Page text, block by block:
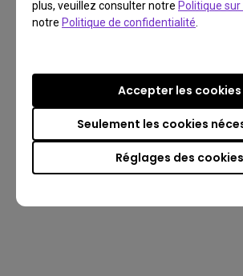
plus, veuillez consulter notre Politique
notre Politique de confidentialité
Réglages des cookies
Seulement les cookies
Accepter les cookies